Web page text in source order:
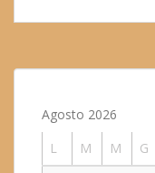
Agosto 2026
L
M M G